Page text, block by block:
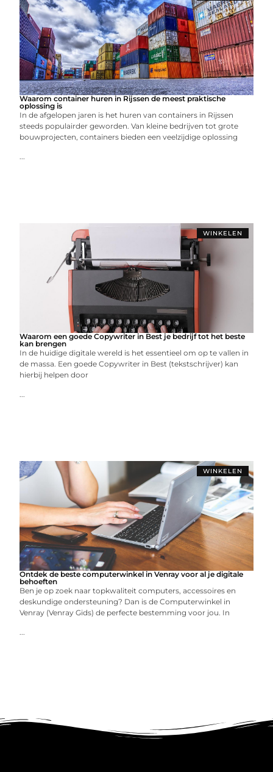
Waarom container huren in Rijssen de meest praktische
oplossing is
In de afgelopen jaren is het huren van containers in Rijssen
steeds populairder geworden. Van kleine bedrijven tot grote
bouwprojecten, containers bieden een veelzijdige oplossing
...
WINKELEN
Waarom een goede Copywriter in Best je bedrijf tot het beste
kan brengen
In de huidige digitale wereld is het essentieel om op te vallen in
de massa. Een goede Copywriter in Best (tekstschrijver) kan
hierbij helpen door
...
WINKELEN
Ontdek de beste computerwinkel in Venray voor al je digitale
behoeften
Ben je op zoek naar topkwaliteit computers, accessoires en
deskundige ondersteuning? Dan is de Computerwinkel in
Venray (Venray Gids) de perfecte bestemming voor jou. In
...